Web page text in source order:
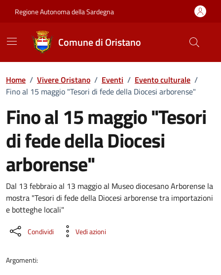
Regione Autonoma della Sardegna
Comune di Oristano
Home / Vivere Oristano / Eventi / Evento culturale /
Fino al 15 maggio "Tesori di fede della Diocesi arborense"
Fino al 15 maggio "Tesori
di fede della Diocesi
arborense"
Dettaglio dell'evento
Dal 13 febbraio al 13 maggio al Museo diocesano Arborense la
mostra "Tesori di fede della Diocesi arborense tra importazioni
e botteghe locali"
Condividi Vedi azioni
Argomenti: